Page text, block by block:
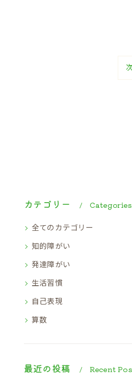
カテゴリー Categories
全てのカテゴリー
知的障がい
発達障がい
生活習慣
自己表現
算数
最近の投稿 Recent